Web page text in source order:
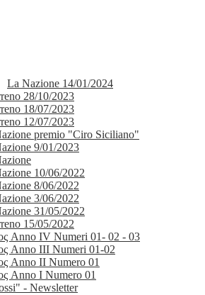
La Nazione 14/01/2024
28/10/2023
18/07/2023
12/07/2023
premio "Ciro Siciliano"
9/01/2023
10/06/2022
8/06/2022
3/06/2022
31/05/2022
15/05/2022
Anno IV Numeri 01- 02 - 03
Anno III Numeri 01-02
Anno II Numero 01
Anno I Numero 01
- Newsletter